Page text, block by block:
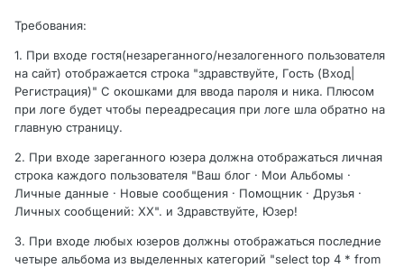
Требования:
1. При входе гостя(незареганного/незалогенного пользователя
на сайт) отображается строка "здравствуйте, Гость (Вход|
Регистрация)" С окошками для ввода пароля и ника. Плюсом
при логе будет чтобы переадресация при логе шла обратно на
главную страницу.
2. При входе зареганного юзера должна отображаться личная
строка каждого пользователя "Ваш блог · Мои Альбомы ·
Личные данные · Новые сообщения · Помощник · Друзья ·
Личных сообщений: XX". и Здравствуйте, Юзер!
3. При входе любых юзеров должны отображаться последние
четыре альбома из выделенных категорий "select top 4 * from